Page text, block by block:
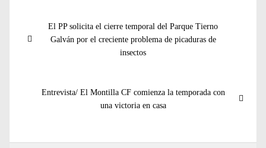
de
Entrada
anterior:
El PP solicita el cierre temporal del Parque Tierno
Galván por el creciente problema de picaduras de
insectos
Entrada
Entrevista/ El Montilla CF comienza la temporada con
una victoria en casa